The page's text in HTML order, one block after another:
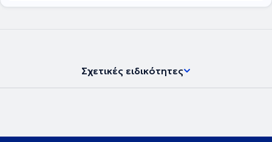
Σχετικές ειδικότητες